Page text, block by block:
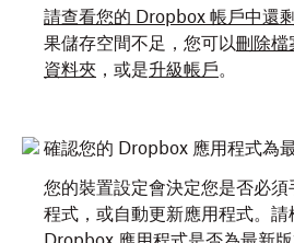
請查看您的 Dropbox 帳戶中還
果儲存空間不足，您可以刪除檔
資料夾 ，或是升級帳戶。
確認您的 Dropbox 應用程式為
您的裝置設定會決定您是否必
程式，或自動更新應用程式。